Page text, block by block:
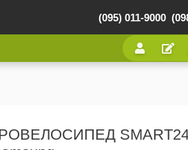
(095) 011-9000